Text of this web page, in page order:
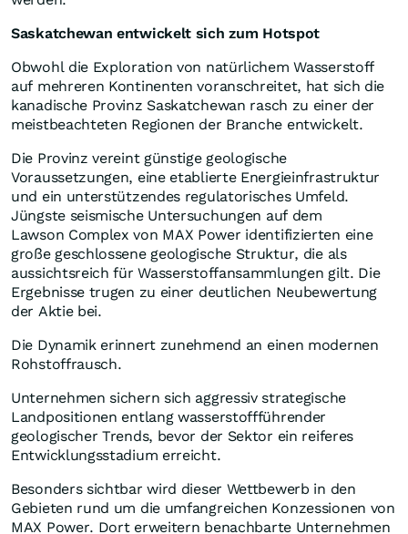
Saskatchewan entwickelt sich zum Hotspot
Obwohl die Exploration von natürlichem Wasserstoff
auf mehreren Kontinenten voranschreitet, hat sich die
kanadische Provinz Saskatchewan rasch zu einer der
meistbeachteten Regionen der Branche entwickelt.
Die Provinz vereint günstige geologische
Voraussetzungen, eine etablierte Energieinfrastruktur
und ein unterstützendes regulatorisches Umfeld.
Jüngste seismische Untersuchungen auf dem
Lawson Complex von MAX Power identifizierten eine
große geschlossene geologische Struktur, die als
aussichtsreich für Wasserstoffansammlungen gilt. Die
Ergebnisse trugen zu einer deutlichen Neubewertung
der Aktie bei.
Die Dynamik erinnert zunehmend an einen modernen
Rohstoffrausch.
Unternehmen sichern sich aggressiv strategische
Landpositionen entlang wasserstoffführender
geologischer Trends, bevor der Sektor ein reiferes
Entwicklungsstadium erreicht.
Besonders sichtbar wird dieser Wettbewerb in den
Gebieten rund um die umfangreichen Konzessionen von
MAX Power. Dort erweitern benachbarte Unternehmen